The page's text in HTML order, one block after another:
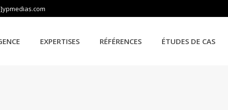
EXPERTISES RÉFÉRENCES ÉTUDES DE CAS